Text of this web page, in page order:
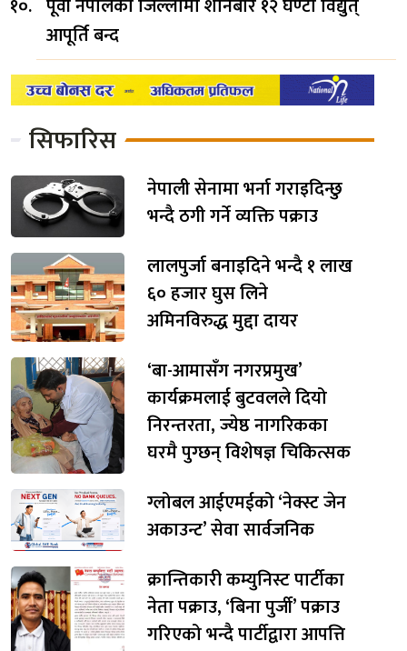
आपूर्ति बन्द
सिफारिस
नेपाली सेनामा भर्ना गराइदिन्छु
भन्दै ठगी गर्ने व्यक्ति पक्राउ
लालपुर्जा बनाइदिने भन्दै १ लाख
६० हजार घुस लिने
अमिनविरुद्ध मुद्दा दायर
‘बा-आमासँग नगरप्रमुख’
कार्यक्रमलाई बुटवलले दियो
निरन्तरता, ज्येष्ठ नागरिकका
घरमै पुग्छन् विशेषज्ञ चिकित्सक
ग्लोबल आईएमईको ‘नेक्स्ट जेन
अकाउन्ट’ सेवा सार्वजनिक
क्रान्तिकारी कम्युनिस्ट पार्टीका
नेता पक्राउ, ‘बिना पुर्जी’ पक्राउ
गरिएको भन्दै पार्टीद्वारा आपत्ति